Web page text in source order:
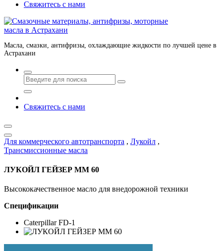
Свяжитесь с нами
Масла, смазки, антифризы, охлаждающие жидкости по лучшей цене в
Астрахани
Свяжитесь с нами
Для коммерческого автотранспорта , Лукойл ,
Трансмиссионные масла
ЛУКОЙЛ ГЕЙЗЕР ММ 60
Высококачественное масло для внедорожной техники
Спецификации
Caterpillar FD-1